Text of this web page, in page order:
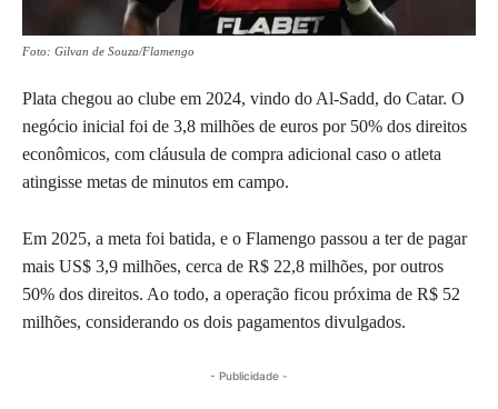
Foto: Gilvan de Souza/Flamengo
Plata chegou ao clube em 2024, vindo do Al-Sadd, do Catar. O
negócio inicial foi de 3,8 milhões de euros por 50% dos direitos
econômicos, com cláusula de compra adicional caso o atleta
atingisse metas de minutos em campo.
Em 2025, a meta foi batida, e o Flamengo passou a ter de pagar
mais US$ 3,9 milhões, cerca de R$ 22,8 milhões, por outros
50% dos direitos. Ao todo, a operação ficou próxima de R$ 52
milhões, considerando os dois pagamentos divulgados.
- Publicidade -